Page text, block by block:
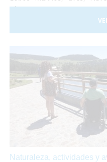
Glaciar Perito Moreno o
Beagle... un viaje que no te
Accesible es posible!
Naturaleza, actividades y